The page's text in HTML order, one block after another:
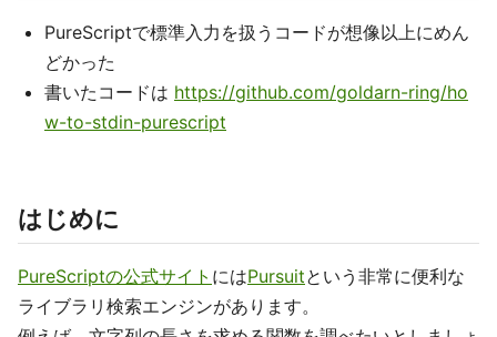
PureScriptで標準入力を扱うコードが想像以上にめん
どかった
書いたコードは https://github.com/goldarn-ring/ho
w-to-stdin-purescript
はじめに
PureScriptの公式サイト にはPursuitという非常に便利な
ライブラリ検索エンジンがあります。